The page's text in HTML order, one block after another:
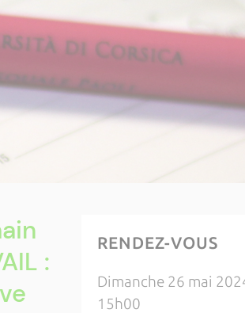
:
RENDEZ-VOUS
Dimanche 26 mai
15h00